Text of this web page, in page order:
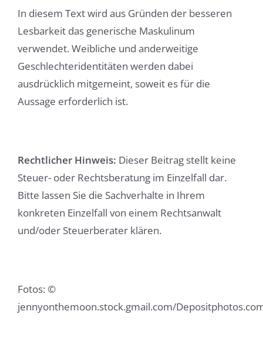
In diesem Text wird aus Gründen der besseren
Lesbarkeit das generische Maskulinum
verwendet. Weibliche und anderweitige
Geschlechteridentitäten werden dabei
ausdrücklich mitgemeint, soweit es für die
Aussage erforderlich ist.
Rechtlicher Hinweis: Dieser Beitrag stellt keine
Steuer- oder Rechtsberatung im Einzelfall dar.
Bitte lassen Sie die Sachverhalte in Ihrem
konkreten Einzelfall von einem Rechtsanwalt
und/oder Steuerberater klären.
Fotos: ©
jennyonthemoon.stock.gmail.com/